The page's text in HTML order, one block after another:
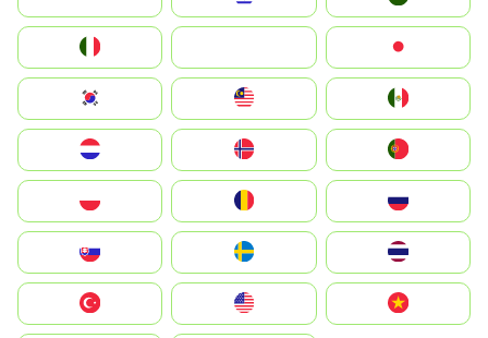
South Korea
United States